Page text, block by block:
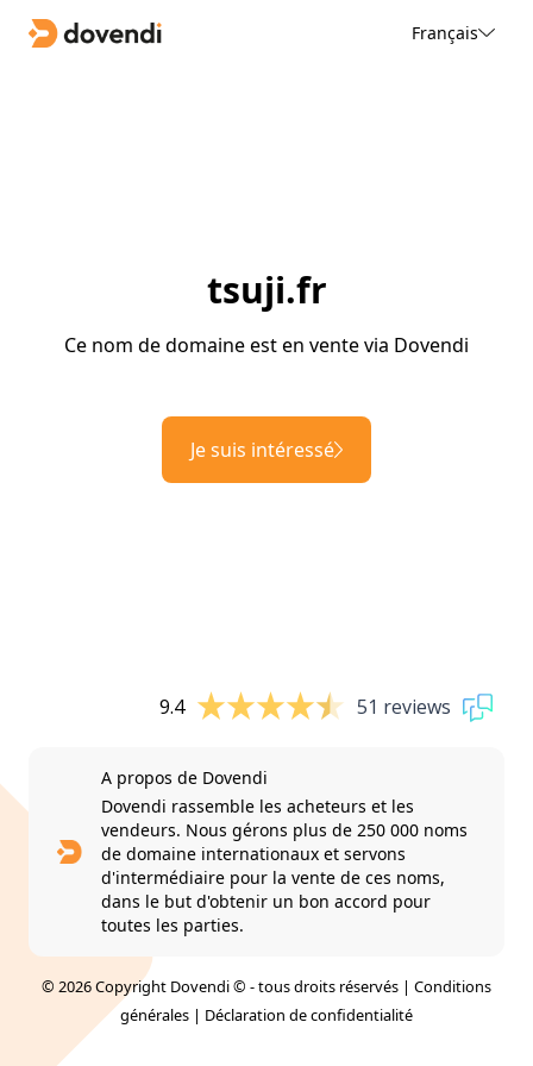
Français
tsuji.fr
Ce nom de domaine est en vente via Dovendi
Je suis intéressé
9.4 51 reviews
A propos de Dovendi
Dovendi rassemble les acheteurs et les
vendeurs. Nous gérons plus de 250 000 noms
de domaine internationaux et servons
d'intermédiaire pour la vente de ces noms,
dans le but d'obtenir un bon accord pour
toutes les parties.
© 2026 Copyright Dovendi © - tous droits réservés | Conditions
générales | Déclaration de confidentialité